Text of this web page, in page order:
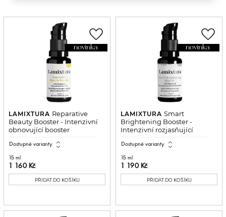
LAMIXTURA Reparative
Beauty Booster - Intenzivní
obnovující booster
Dostupné varianty expand_all
15 ml
1 160 Kč
PŘIDAT DO KOŠÍKU
novinka
favorite_border
LAMIXTURA Smart
Brightening Booster -
Intenzivní rozjasňující
Dostupné varianty expand_all
15 ml
1 190 Kč
PŘIDAT DO KOŠÍKU
novinka
favorite_border